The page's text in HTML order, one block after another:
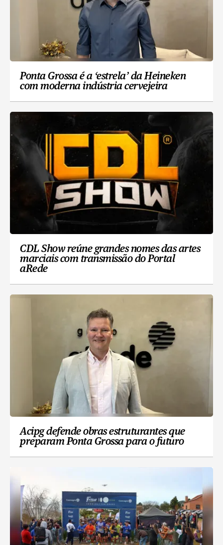
Ponta Grossa é a ‘estrela’ da Heineken
com moderna indústria cervejeira
CDL Show reúne grandes nomes das artes
marciais com transmissão do Portal
aRede
Acipg defende obras estruturantes que
preparam Ponta Grossa para o futuro